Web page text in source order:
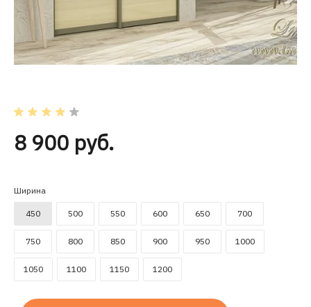
8 900 руб.
Ширина
450 500 550 600 650 700
750 800 850 900 950 1000
1050 1100 1150 1200